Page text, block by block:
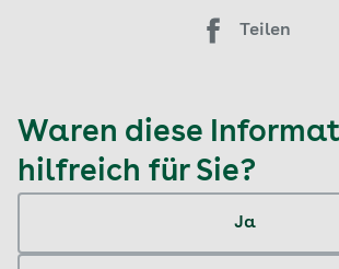
Teilen
Waren diese
hilfreich für Sie?
Ja